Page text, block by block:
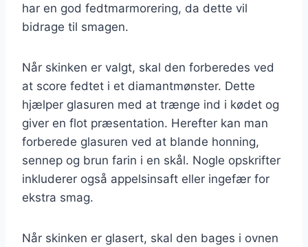
har en god fedtmarmorering, da dette vil
bidrage til smagen.
Når skinken er valgt, skal den forberedes ved
at score fedtet i et diamantmønster. Dette
hjælper glasuren med at trænge ind i kødet og
giver en flot præsentation. Herefter kan man
forberede glasuren ved at blande honning,
sennep og brun farin i en skål. Nogle opskrifter
inkluderer også appelsinsaft eller ingefær for
ekstra smag.
Når skinken er glasert, skal den bages i ovnen